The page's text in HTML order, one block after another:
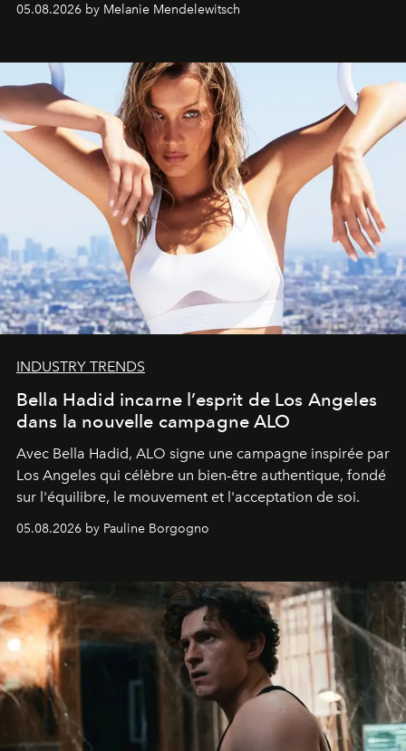
05.08.2026 by Melanie Mendelewitsch
INDUSTRY TRENDS
Bella Hadid incarne l’esprit de Los Angeles
dans la nouvelle campagne ALO
Avec Bella Hadid, ALO signe une campagne inspirée par
Los Angeles qui célèbre un bien-être authentique, fondé
sur l'équilibre, le mouvement et l'acceptation de soi.
05.08.2026 by Pauline Borgogno